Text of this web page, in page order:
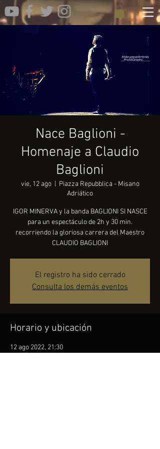
Nace Baglioni -
Homenaje a Claudio
Baglioni
vie, 12 ago
  |
Piazza Repubblica - Misano
Adriático
IGOR MINERVA y la banda BAGLIONI SI NASCE
para un espectáculo de 2h y 30 min.
recorriendo la gloriosa carrera del Maestro
CLAUDIO BAGLIONI
El registro ha sido cerrado
Consulta los demás eventos
Horario y ubicación
12 ago 2022, 21:30